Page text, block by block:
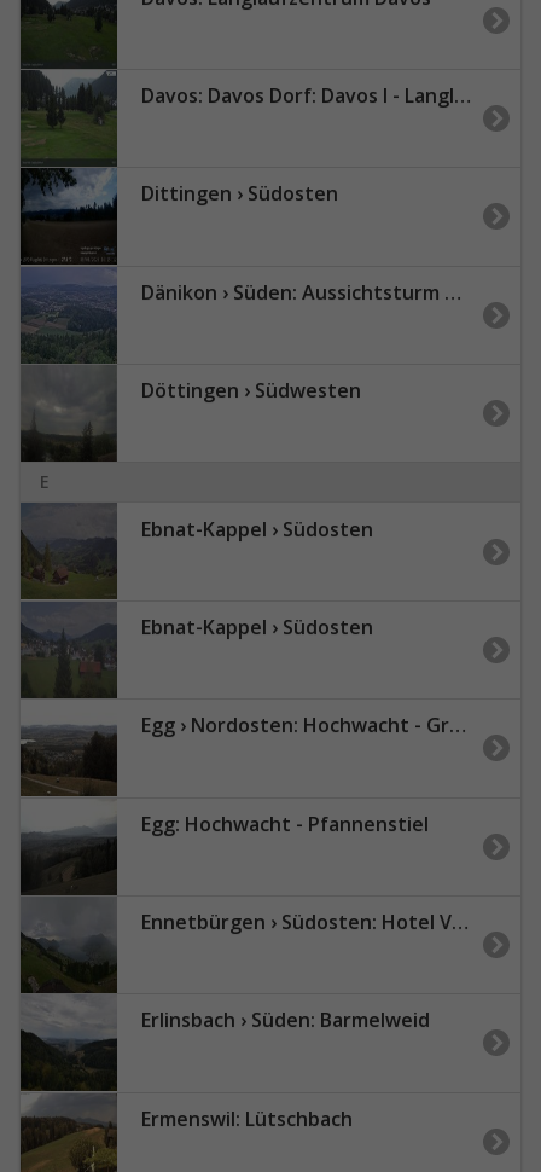
Davos: Davos Dorf: Davos I - Langlaufzentrum
Dittingen › Südosten
Dänikon › Süden: Aussichtsturm Altberg - Geroldswil
Döttingen › Südwesten
E
Ebnat-Kappel › Südosten
Ebnat-Kappel › Südosten
Egg › Nordosten: Hochwacht - Greifensee
Egg: Hochwacht - Pfannenstiel
Ennetbürgen › Südosten: Hotel Villa Honegg
Erlinsbach › Süden: Barmelweid
Ermenswil: Lütschbach